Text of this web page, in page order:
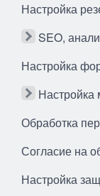
Настройка
SEO,
Настройка
Настройка
Обработка
Согласие на
Настройка